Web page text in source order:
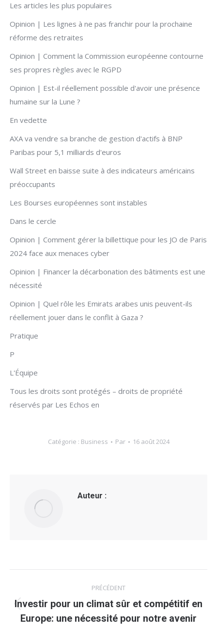
Les articles les plus populaires
Opinion | Les lignes à ne pas franchir pour la prochaine
réforme des retraites
Opinion | Comment la Commission européenne contourne
ses propres règles avec le RGPD
Opinion | Est-il réellement possible d'avoir une présence
humaine sur la Lune ?
En vedette
AXA va vendre sa branche de gestion d'actifs à BNP
Paribas pour 5,1 milliards d'euros
Wall Street en baisse suite à des indicateurs américains
préoccupants
Les Bourses européennes sont instables
Dans le cercle
Opinion | Comment gérer la billettique pour les JO de Paris
2024 face aux menaces cyber
Opinion | Financer la décarbonation des bâtiments est une
nécessité
Opinion | Quel rôle les Emirats arabes unis peuvent-ils
réellement jouer dans le conflit à Gaza ?
Pratique
P
L'Équipe
Tous les droits sont protégés – droits de propriété
réservés par Les Echos en
Catégorie : Business Par 16 août 2024
Auteur :
article
PRÉCÉDENT
Article
précédent
Investir pour un climat sûr et compétitif en
Europe: une nécessité pour notre avenir